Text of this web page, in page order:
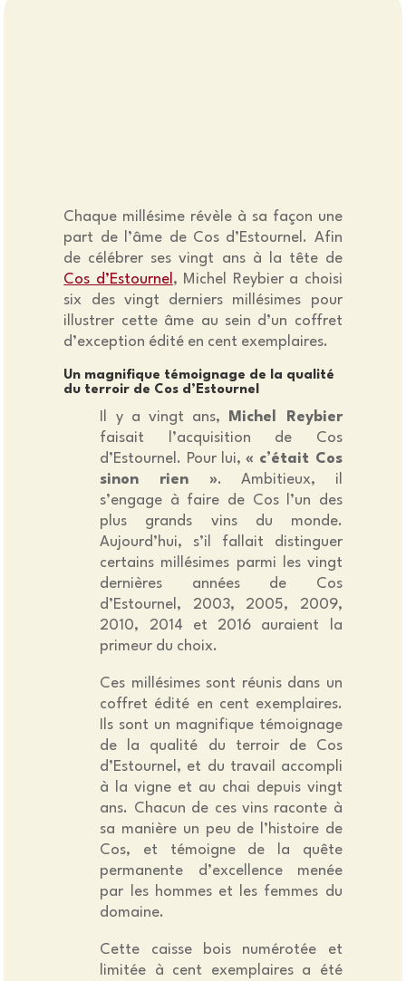
Chaque millésime révèle à sa façon une
part de l’âme de Cos d’Estournel. Afin
de célébrer ses vingt ans à la tête de
Cos d’Estournel , Michel Reybier a choisi
six des vingt derniers millésimes pour
illustrer cette âme au sein d’un coffret
d’exception édité en cent exemplaires.
Un magnifique témoignage de la qualité
du terroir de Cos d’Estournel
Il y a vingt ans,
Michel Reybier
faisait l’acquisition de Cos
d’Estournel. Pour lui,« c’était Cos
sinon rien ». Ambitieux, il
s’engage à faire de Cos l’un des
plus grands vins du monde.
Aujourd’hui, s’il fallait distinguer
certains millésimes parmi les vingt
dernières années de Cos
d’Estournel, 2003, 2005, 2009,
2010, 2014 et 2016 auraient la
primeur du choix.
Ces millésimes sont réunis dans un
coffret édité en cent exemplaires.
Ils sont un magnifique témoignage
de la qualité du terroir de Cos
d’Estournel, et du travail accompli
à la vigne et au chai depuis vingt
ans. Chacun de ces vins raconte à
sa manière un peu de l’histoire de
Cos, et témoigne de la quête
permanente d’excellence menée
par les hommes et les femmes du
domaine.
Cette caisse bois numérotée et
limitée à cent exemplaires a été